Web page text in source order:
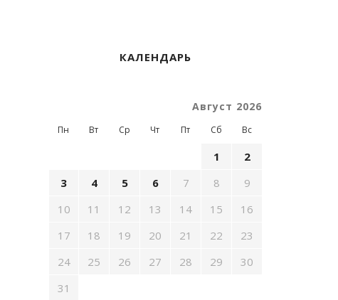
КАЛЕНДАРЬ
Август 2026
Пн Вт Ср Чт Пт Сб Вс
1
2
3
4 5 6 7 8
9
10
11 12 13 14 15
16
17
18 19 20 21 22
23
24
25 26 27 28 29
30
31